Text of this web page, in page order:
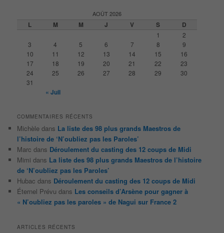
AOÛT 2026
L M M J V S D
1
2
3
4 5 6 7 8
9
10
11 12 13 14 15
16
17
18 19 20 21 22
23
24
25 26 27 28 29
30
31
« Juil
COMMENTAIRES RÉCENTS
Michèle dans La liste des 98 plus grands Maestros de
l’histoire de ‘N’oubliez pas les Paroles’
Marc dans Déroulement du casting des 12 coups de Midi
Mimi dans La liste des 98 plus grands Maestros de l’histoire
de ‘N’oubliez pas les Paroles’
Hubac dans Déroulement du casting des 12 coups de Midi
Éternel Prévu dans Les conseils d’Arsène pour gagner à
« N’oubliez pas les paroles » de Nagui sur France 2
ARTICLES RÉCENTS